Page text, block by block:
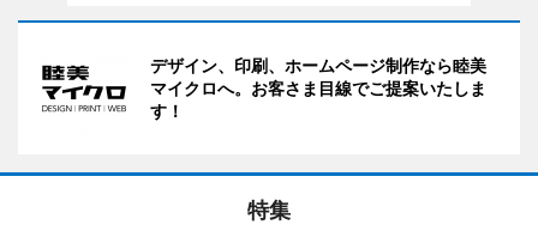
デザイン、印刷、ホームページ制作なら睦美
マイクロへ。お客さま目線でご提案いたしま
す！
特集